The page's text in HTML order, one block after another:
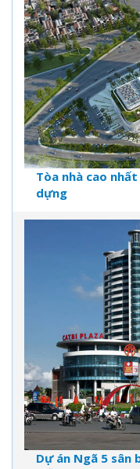
Tòa nhà cao
dựng
Dự án Ngã 5 sân